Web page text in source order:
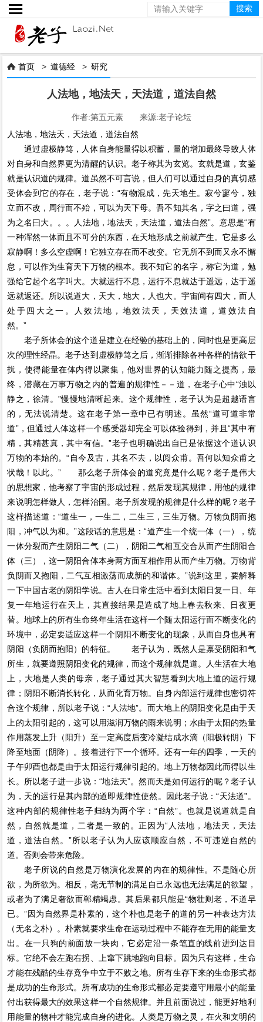

 首页 >道德经 >研究
人法地，地法天，天法道，道法自然
作者:第五元素 来源:老子论坛
人法地，地法天，天法道，道法自然
通过虚极静笃，人体自身能量得以积蓄，量的增加最终导致人体
对自身和自然界更为清醒的认识。老子称其为玄览。玄就是道，玄鉴
就是认识道的规律。道虽然不可言说，但人们可以通过自身的真切感
受体会到它的存在，老子说：“有物混成，先天地生。寂兮寥兮，独
立而不改，周行而不殆，可以为天下母。吾不知其名，字之曰道，强
为之名曰大。。。人法地，地法天，天法道，道法自然”。意思是“有
一种浑然一体而且不可分的东西，在天地形成之前就产生。它是多么
寂静啊！多么空虚啊！它独立存在而不改变。它无所不到而又永不懈
怠，可以作为生育天下万物的根本。我不知它的名字，称它为道，勉
强给它起个名字叫大。大就运行不息，运行不息就达于遥远，达于遥
远就返还。所以说道大，天大，地大，人也大。宇宙间有四大，而人
处于四大之一。人效法地，地效法天，天效法道，道效法自
然。”
老子所体会的这个道是建立在经验的基础上的，同时也是更高层
次的理性经晶。老子达到虚极静笃之后，渐渐排除各种各样的情欲干
扰，使得能量在体内得以聚集，他对世界的认知能力随之提高，最
终，潜藏在万事万物之内的普遍的规律性－－道，在老子心中“浊以
静之，徐清。”慢慢地清晰起来。这个规律性，老子认为是超越语言
的，无法说清楚。这在老子第一章中已有明述。虽然“道可道非常
道”，但通过人体这样一个感受器却完全可以体验得到，并且“其中有
精，其精甚真，其中有信。”老子也明确说出自已是依据这个道认识
万物的本始的。“自今及古，其名不去，以阅众甫。吾何以知众甫之
状哉！以此。” 那么老子所体会的道究竟是什么呢？老子是伟大
的思想家，他考察了宇宙的形成过程，然后发现其规律，用他的规律
来说明怎样做人，怎样治国。老子所发现的规律是什么样的呢？老子
这样描述道：“道生一，一生二，二生三，三生万物。万物负阴而抱
阳，冲气以为和。”这段话的意思是：“道产生一个统一体（一），统
一体分裂而产生阴阳二气（二），阴阳二气相互交合从而产生阴阳合
体（三），这一阴阳合体本身两方面互相作用从而产生万物。万物背
负阴而又抱阳，二气互相激荡而成新的和谐体。”说到这里，要解释
一下中国古老的阴阳学说。古人在日常生活中看到太阳日复一日、年
复一年地运行在天上，其直接结果是造成了地上春去秋来、日夜更
替。地球上的所有生命终年生活在这样一个随太阳运行而不断变化的
环境中，必定要适应这样一个阴阳不断变化的现象，从而自身也具有
阴阳（负阴而抱阳）的特征。 老子认为，既然人是禀受阴阳和气
所生，就要遵照阴阳变化的规律，而这个规律就是道。人生活在大地
上，大地是人类的母亲，老子通过其大智慧看到大地上道的运行规
律；阴阳不断消长转化，从而化育万物。自身内部运行规律也密切符
合这个规律，所以老子说：“人法地”。而大地上的阴阳变化是由于天
上的太阳引起的，这可以用滋润万物的雨来说明；水由于太阳的热量
作用蒸发上升（阳升）至一定高度后变冷凝结成水滴（阳极转阴）下
降至地面（阴降）。接着进行下一个循环。还有一年的四季，一天的
子午卯酉也都是由于太阳运行规律引起的。地上万物都因此而得以生
长。所以老子进一步说：“地法天”。然而天是如何运行的呢？老子认
为，天的运行是其内部的道即规律性使然。因此老子说：“天法道”。
这种内部的规律性老子归纳为两个字：“自然”。也就是说道就是自
然，自然就是道，二者是一致的。正因为“人法地，地法天，天法
道，道法自然。”所以老子认为人应该顺应自然，不可违逆自然的
道。否则会带来危险。
老子所说的自然是万物演化发展的内在的规律性。不是随心所
欲，为所欲为。相反，毫无节制的满足自己永远也无法满足的欲望，
或者为了满足奢欲而郸精竭虑。其后果都只能是“物壮则老，不道早
已。”因为自然界是朴素的，这个朴也是老子的道的另一种表达方法
（无名之朴）。朴素就要求生命在运动过程中不能存在无用的能量支
出。在一只狗的前面放一块肉，它必定沿一条笔直的线前进到达目
标。它绝不会左跑右拐、上窜下跳地跑向目标。因为只有这样，生命
才能在残酷的生存竟争中立于不败之地。所有生存下来的生命形式都
是成功的生命形式。所有成功的生命形式都必定要遵守用最小的能量
付出获得最大的效果这样一个自然规律。并且前面说过，能更好地利
用能量的物种才能完成自身的进化。人类是万物之灵，在火和文明的